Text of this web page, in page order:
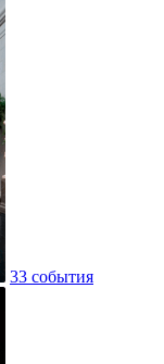
33 события